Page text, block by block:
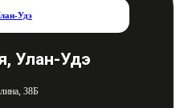
Удэ
Улан-Удэ
38Б